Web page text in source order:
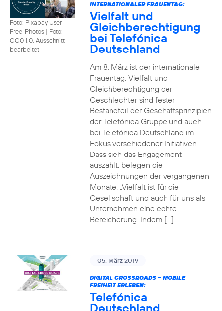
Foto: Pixabay User
Free-Photos | Foto:
CC0 1.0, Ausschnitt
bearbeitet
INTERNATIONALER FRAUENTAG:
Vielfalt und
Gleichberechtigung
bei Telefónica
Deutschland
Am 8. März ist der internationale
Frauentag. Vielfalt und
Gleichberechtigung der
Geschlechter sind fester
Bestandteil der Geschäftsprinzipien
der Telefónica Gruppe und auch
bei Telefónica Deutschland im
Fokus verschiedener Initiativen.
Dass sich das Engagement
auszahlt, belegen die
Auszeichnungen der vergangenen
Monate. „Vielfalt ist für die
Gesellschaft und auch für uns als
Unternehmen eine echte
Bereicherung. Indem […]
05. März 2019
DIGITAL CROSSROADS – MOBILE
FREIHEIT ERLEBEN:
Telefónica
Deutschland